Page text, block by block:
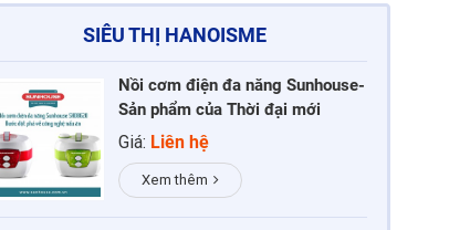
SIÊU THỊ HANOISME
Nồi cơm điện đa năng Sunhouse-
Sản phẩm của Thời đại mới
Giá: Liên hệ
Xem thêm